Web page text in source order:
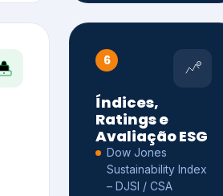
6
Índices,
Ratings e
Avaliação ESG
Dow Jones
Sustainability Index
– DJSI / CSA